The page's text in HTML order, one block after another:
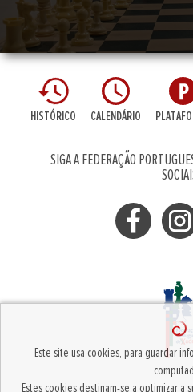
HISTÓRICO CALENDÁRIO
SIGA A FEDERAÇÃO
Este site usa cookies, para guardar
Estes cookies destinam-se a optimizar a